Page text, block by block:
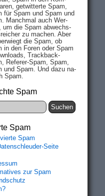
ge­twit­ter­te Spam,
für Spam und Spam und
Manch­mal auch Wer­
um die Spam ab­wechs­
zu mach­en. Aber
die Spam, ob
in den Fo­ren oder Spam
Track­back-
Re­fe­rer-Spam, Spam,
und Spam. Und da­zu na­
Spam.
Spam
Spam
Spam
Seite
zur Spam